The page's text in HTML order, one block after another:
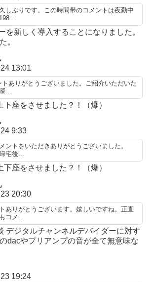
しぶりです。この時間帯のコメントは夜勤中
を新しく導入することになりました。
。
13:01
ありがとうございました。ご紹介いただいた
...
下座をさせました？！（爆）
9:33
ントをいただきありがとうございました。
宅後...
下座をさせました？！（爆）
20:30
ありがとうございます。嬉しいですね。正直
コメ...
デジタルチャンネルデバイダーに対す
dacやプリアンプの音が全て無意味な
19:24